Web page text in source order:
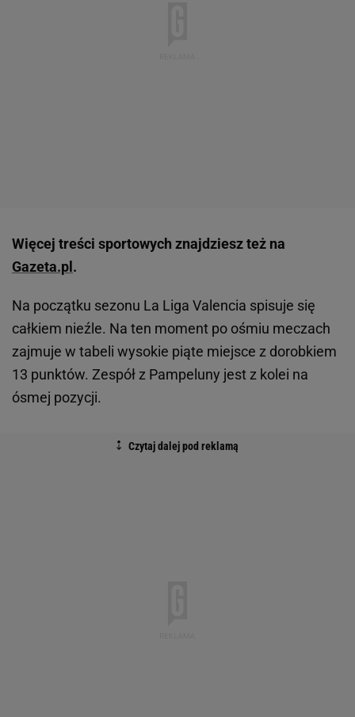
Więcej treści sportowych znajdziesz też na
Gazeta.pl .
Na początku sezonu La Liga Valencia spisuje się
całkiem nieźle. Na ten moment po ośmiu meczach
zajmuje w tabeli wysokie piąte miejsce z dorobkiem
13 punktów. Zespół z Pampeluny jest z kolei na
ósmej pozycji.